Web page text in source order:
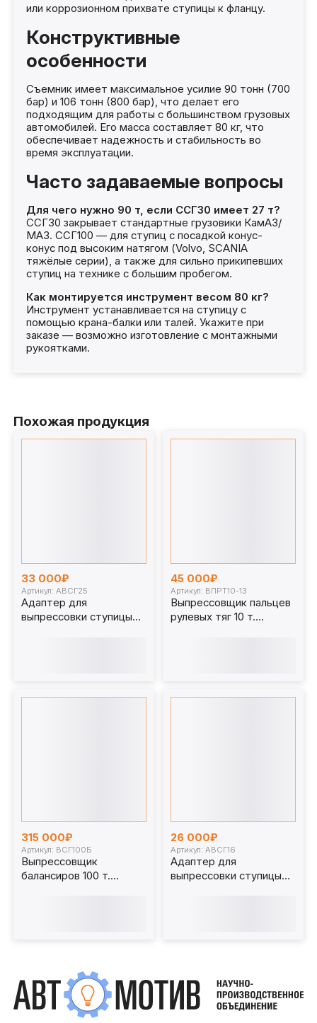
или коррозионном прихвате ступицы к фланцу.
Конструктивные
особенности
Съемник имеет максимальное усилие 90 тонн (700
бар) и 106 тонн (800 бар), что делает его
подходящим для работы с большинством грузовых
автомобилей. Его масса составляет 80 кг, что
обеспечивает надежность и стабильность во
время эксплуатации.
Часто задаваемые вопросы
Для чего нужно 90 т, если ССГ30 имеет 27 т?
ССГ30 закрывает стандартные грузовики КамАЗ/
МАЗ. ССГ100 — для ступиц с посадкой конус-
конус под высоким натягом (Volvo, SCANIA
тяжёлые серии), а также для сильно прикипевших
ступиц на технике с большим пробегом.
Как монтируется инструмент весом 80 кг?
Инструмент устанавливается на ступицу с
помощью крана-балки или талей. Укажите при
заказе — возможно изготовление с монтажными
рукоятками.
Похожая продукция
33 000₽
Артикул: АВСГ25
Адаптер для
выпрессовки ступицы
45 000₽
Артикул: ВПРТ10-13
Выпрессовщик пальцев
рулевых тяг 10 т.
315 000₽
Артикул: ВСГ100Б
Выпрессовщик
балансиров 100 т.
26 000₽
Артикул: АВСГ16
Адаптер для
выпрессовки ступицы